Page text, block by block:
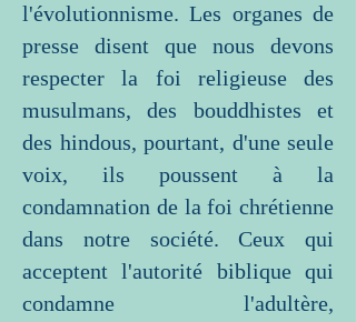
l'évolutionnisme. Les organes de
presse disent que nous devons
respecter la foi religieuse des
musulmans, des bouddhistes et
des hindous, pourtant, d'une seule
voix, ils poussent à la
condamnation de la foi chrétienne
dans notre société. Ceux qui
acceptent l'autorité biblique qui
condamne l'adultère,